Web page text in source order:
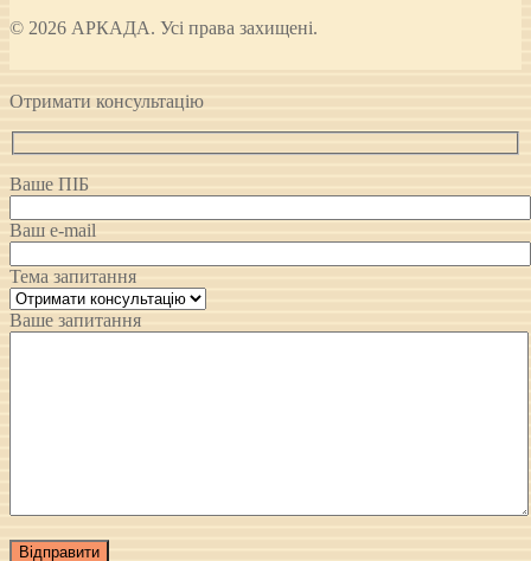
© 2026 АРКАДА. Усі права захищені.
Отримати консультацію
Ваше ПІБ
Ваш e-mail
Тема запитання
Ваше запитання